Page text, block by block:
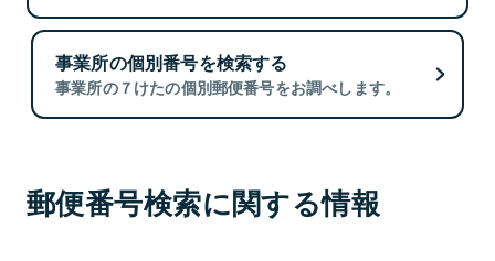
事業所の個別番号を検索する
事業所の７けたの個別郵便番号をお調べします。
郵便番号検索に関する情報